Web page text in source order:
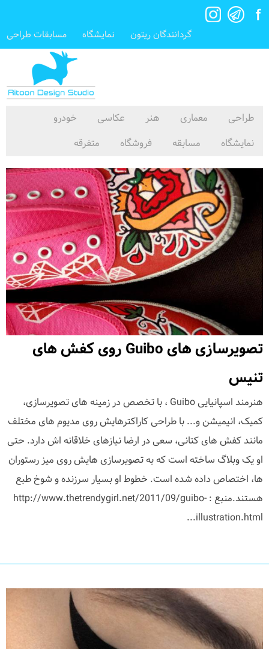
گردانندگان ریتون نمایشگاه مسابقات طراحی
طراحی معماری هنر عکاسی
خودرو
نمایشگاه
مسابقه فروشگاه متفرقه
تصویرسازی های Guibo روی کفش های
تنیس
هنرمند اسپانیایی Guibo ، با تخصص در زمینه های تصویرسازی،
کمیک، انیمیشن و... با طراحی کاراکترهایش روی مدیوم های مختلف
مانند کفش های کتانی، سعی در ارضا نیازهای خلاقانه اش دارد. حتی
او یک وبلاگ ساخته است که به تصویرسازی هایش روی میز رستوران
ها، اختصاص داده شده است. خطوط او بسیار سرزنده و شوخ طبع
هستند.منبع : http://www.thetrendygirl.net/2011/09/guibo-
illustration.html...